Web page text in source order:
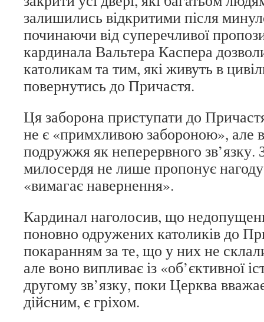
залишились відкритими після
починаючи від суперечливої
кардинала Вальтера Каспера
католикам та тим, які живуть в
повернутись до Причастя.
Ця заборона приступати до
не є «примхливою забороною», але
подружжя як неперервного зв’язку.
милосердя не лише пропонує
«вимагає навернення».
Кардинал наголосив, що
поновно одружених католиків до
покаранням за те, що у них не
але воно випливає із «об’єктивної
другому зв’язку, поки Церква
дійсним, є гріхом.